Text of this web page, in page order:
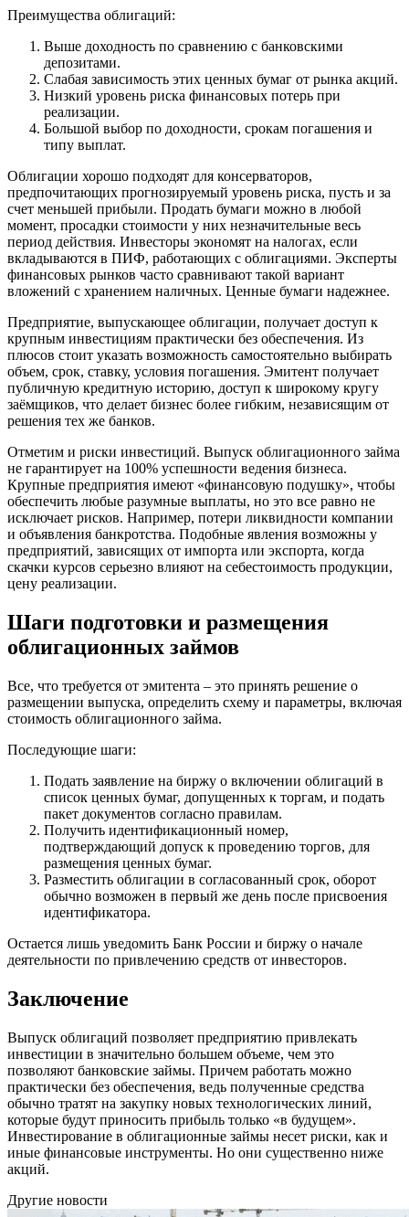
Преимущества облигаций:
Выше доходность по сравнению с банковскими
депозитами.
Слабая зависимость этих ценных бумаг от рынка акций.
Низкий уровень риска финансовых потерь при
реализации.
Большой выбор по доходности, срокам погашения и
типу выплат.
Облигации хорошо подходят для консерваторов,
предпочитающих прогнозируемый уровень риска, пусть и за
счет меньшей прибыли. Продать бумаги можно в любой
момент, просадки стоимости у них незначительные весь
период действия. Инвесторы экономят на налогах, если
вкладываются в ПИФ, работающих с облигациями. Эксперты
финансовых рынков часто сравнивают такой вариант
вложений с хранением наличных. Ценные бумаги надежнее.
Предприятие, выпускающее облигации, получает доступ к
крупным инвестициям практически без обеспечения. Из
плюсов стоит указать возможность самостоятельно выбирать
объем, срок, ставку, условия погашения. Эмитент получает
публичную кредитную историю, доступ к широкому кругу
заёмщиков, что делает бизнес более гибким, независящим от
решения тех же банков.
Отметим и риски инвестиций. Выпуск облигационного займа
не гарантирует на 100% успешности ведения бизнеса.
Крупные предприятия имеют «финансовую подушку», чтобы
обеспечить любые разумные выплаты, но это все равно не
исключает рисков. Например, потери ликвидности компании
и объявления банкротства. Подобные явления возможны у
предприятий, зависящих от импорта или экспорта, когда
скачки курсов серьезно влияют на себестоимость продукции,
цену реализации.
Шаги подготовки и размещения
облигационных займов
Все, что требуется от эмитента – это принять решение о
размещении выпуска, определить схему и параметры, включая
стоимость облигационного займа.
Последующие шаги:
Подать заявление на биржу о включении облигаций в
список ценных бумаг, допущенных к торгам, и подать
пакет документов согласно правилам.
Получить идентификационный номер,
подтверждающий допуск к проведению торгов, для
размещения ценных бумаг.
Разместить облигации в согласованный срок, оборот
обычно возможен в первый же день после присвоения
идентификатора.
Остается лишь уведомить Банк России и биржу о начале
деятельности по привлечению средств от инвесторов.
Заключение
Выпуск облигаций позволяет предприятию привлекать
инвестиции в значительно большем объеме, чем это
позволяют банковские займы. Причем работать можно
практически без обеспечения, ведь полученные средства
обычно тратят на закупку новых технологических линий,
которые будут приносить прибыль только «в будущем».
Инвестирование в облигационные займы несет риски, как и
иные финансовые инструменты. Но они существенно ниже
акций.
Другие новости